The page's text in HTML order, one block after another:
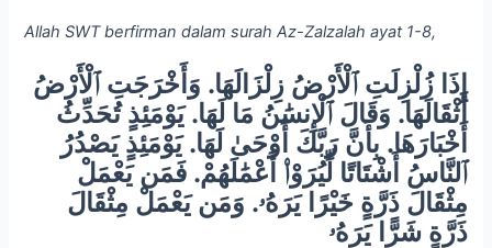
Allah SWT berfirman dalam surah Az-Zalzalah ayat 1-8,
إِذَا زُلْزِلَتِ ٱلْأَرْضُ زِلْزَالَهَا. وَأَخْرَجَتِ ٱلْأَرْضُ
أَثْقَالَهَا. وَقَالَ ٱلْإِنسَٰنُ مَا لَهَا. يَوْمَئِذٍ تُحَدِّثُ
أَخْبَارَهَا. بِأَنَّ رَبَّكَ أَوْحَىٰ لَهَا. يَوْمَئِذٍ يَصْدُرُ
ٱلنَّاسُ أَشْتَاتًا لِّيُرَوْا۟ أَعْمَٰلَهُمْ. فَمَن يَعْمَلْ
مِثْقَالَ ذَرَّةٍ خَيْرًا يَرَهُۥ. وَمَن يَعْمَلْ مِثْقَالَ
ذَرَّةٍ شَرًّا يَرَهُۥ